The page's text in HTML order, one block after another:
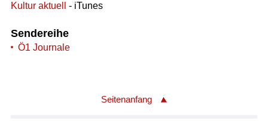
Kultur aktuell
- iTunes
Sendereihe
Ö1 Journale
Seitenanfang